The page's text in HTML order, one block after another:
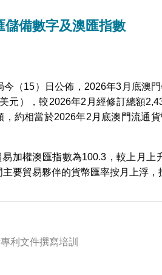
儲備數字及澳匯指數
今（15）日公佈，2026年3月底澳
元），較2026年2月經修訂總額
，約相當於2026年2月底澳門流通
加權澳匯指數為100.3，較上月
要貿易夥伴的貨幣匯率按月上浮，
利文件撰寫培訓